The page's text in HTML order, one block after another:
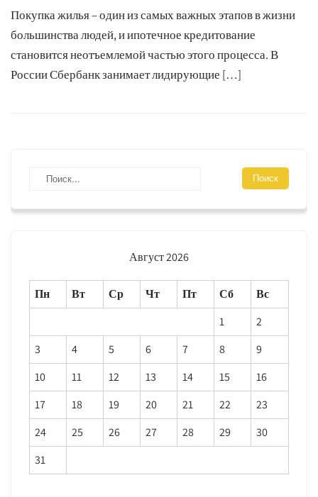
Покупка жилья – один из самых важных этапов в жизни
большинства людей, и ипотечное кредитование
становится неотъемлемой частью этого процесса. В
России Сбербанк занимает лидирующие […]
Август 2026
Пн Вт Ср Чт Пт Сб
Вс
1
2
3
4 5 6 7 8
9
10
11 12 13 14 15
16
17
18 19 20 21 22
23
24
25 26 27 28 29
30
31